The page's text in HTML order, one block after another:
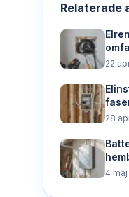
Relaterade
22
28
4